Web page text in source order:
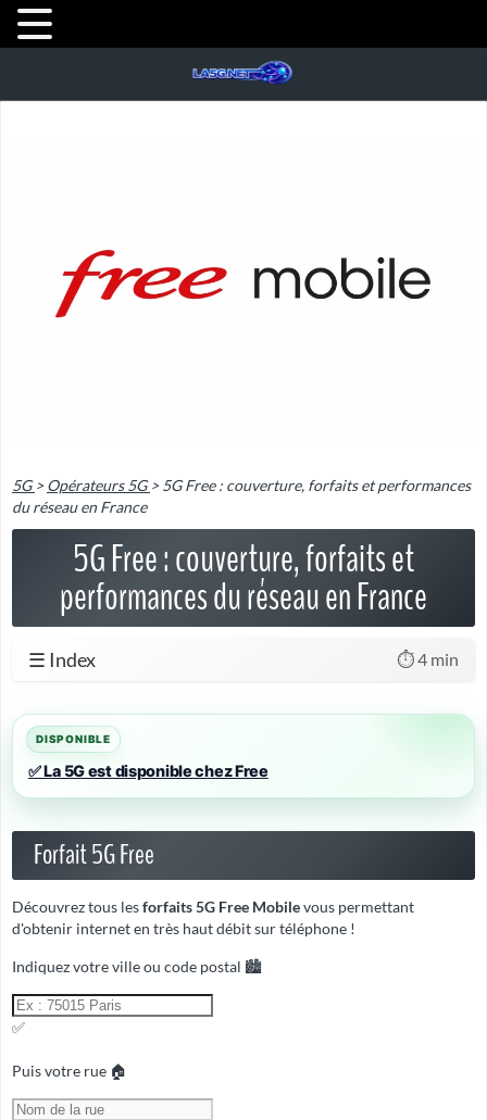
5G >Opérateurs 5G >5G Free : couverture, forfaits et performances
du réseau en France
5G Free : couverture, forfaits et
performances du réseau en France
☰ Index ⏱️ 4 min
✅ La 5G est disponible chez Free
Forfait 5G Free
Découvrez tous lesforfaits 5G Free Mobilevous permettant
d'obtenir internet en très haut débit sur téléphone !
Indiquez votre ville ou code postal 🏙️
✅
Puis votre rue 🏠